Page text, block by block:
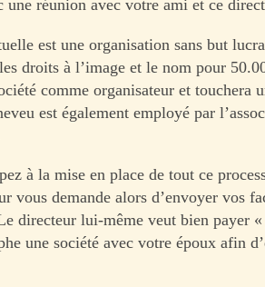
réunion avec votre ami et ce
est une organisation sans but
droits à l’image et le nom pour
comme organisateur et touchera
est également employé par
à la mise en place de tout ce
vous demande alors d’envoyer vos
directeur lui-même veut bien payer «
une société avec votre époux afin